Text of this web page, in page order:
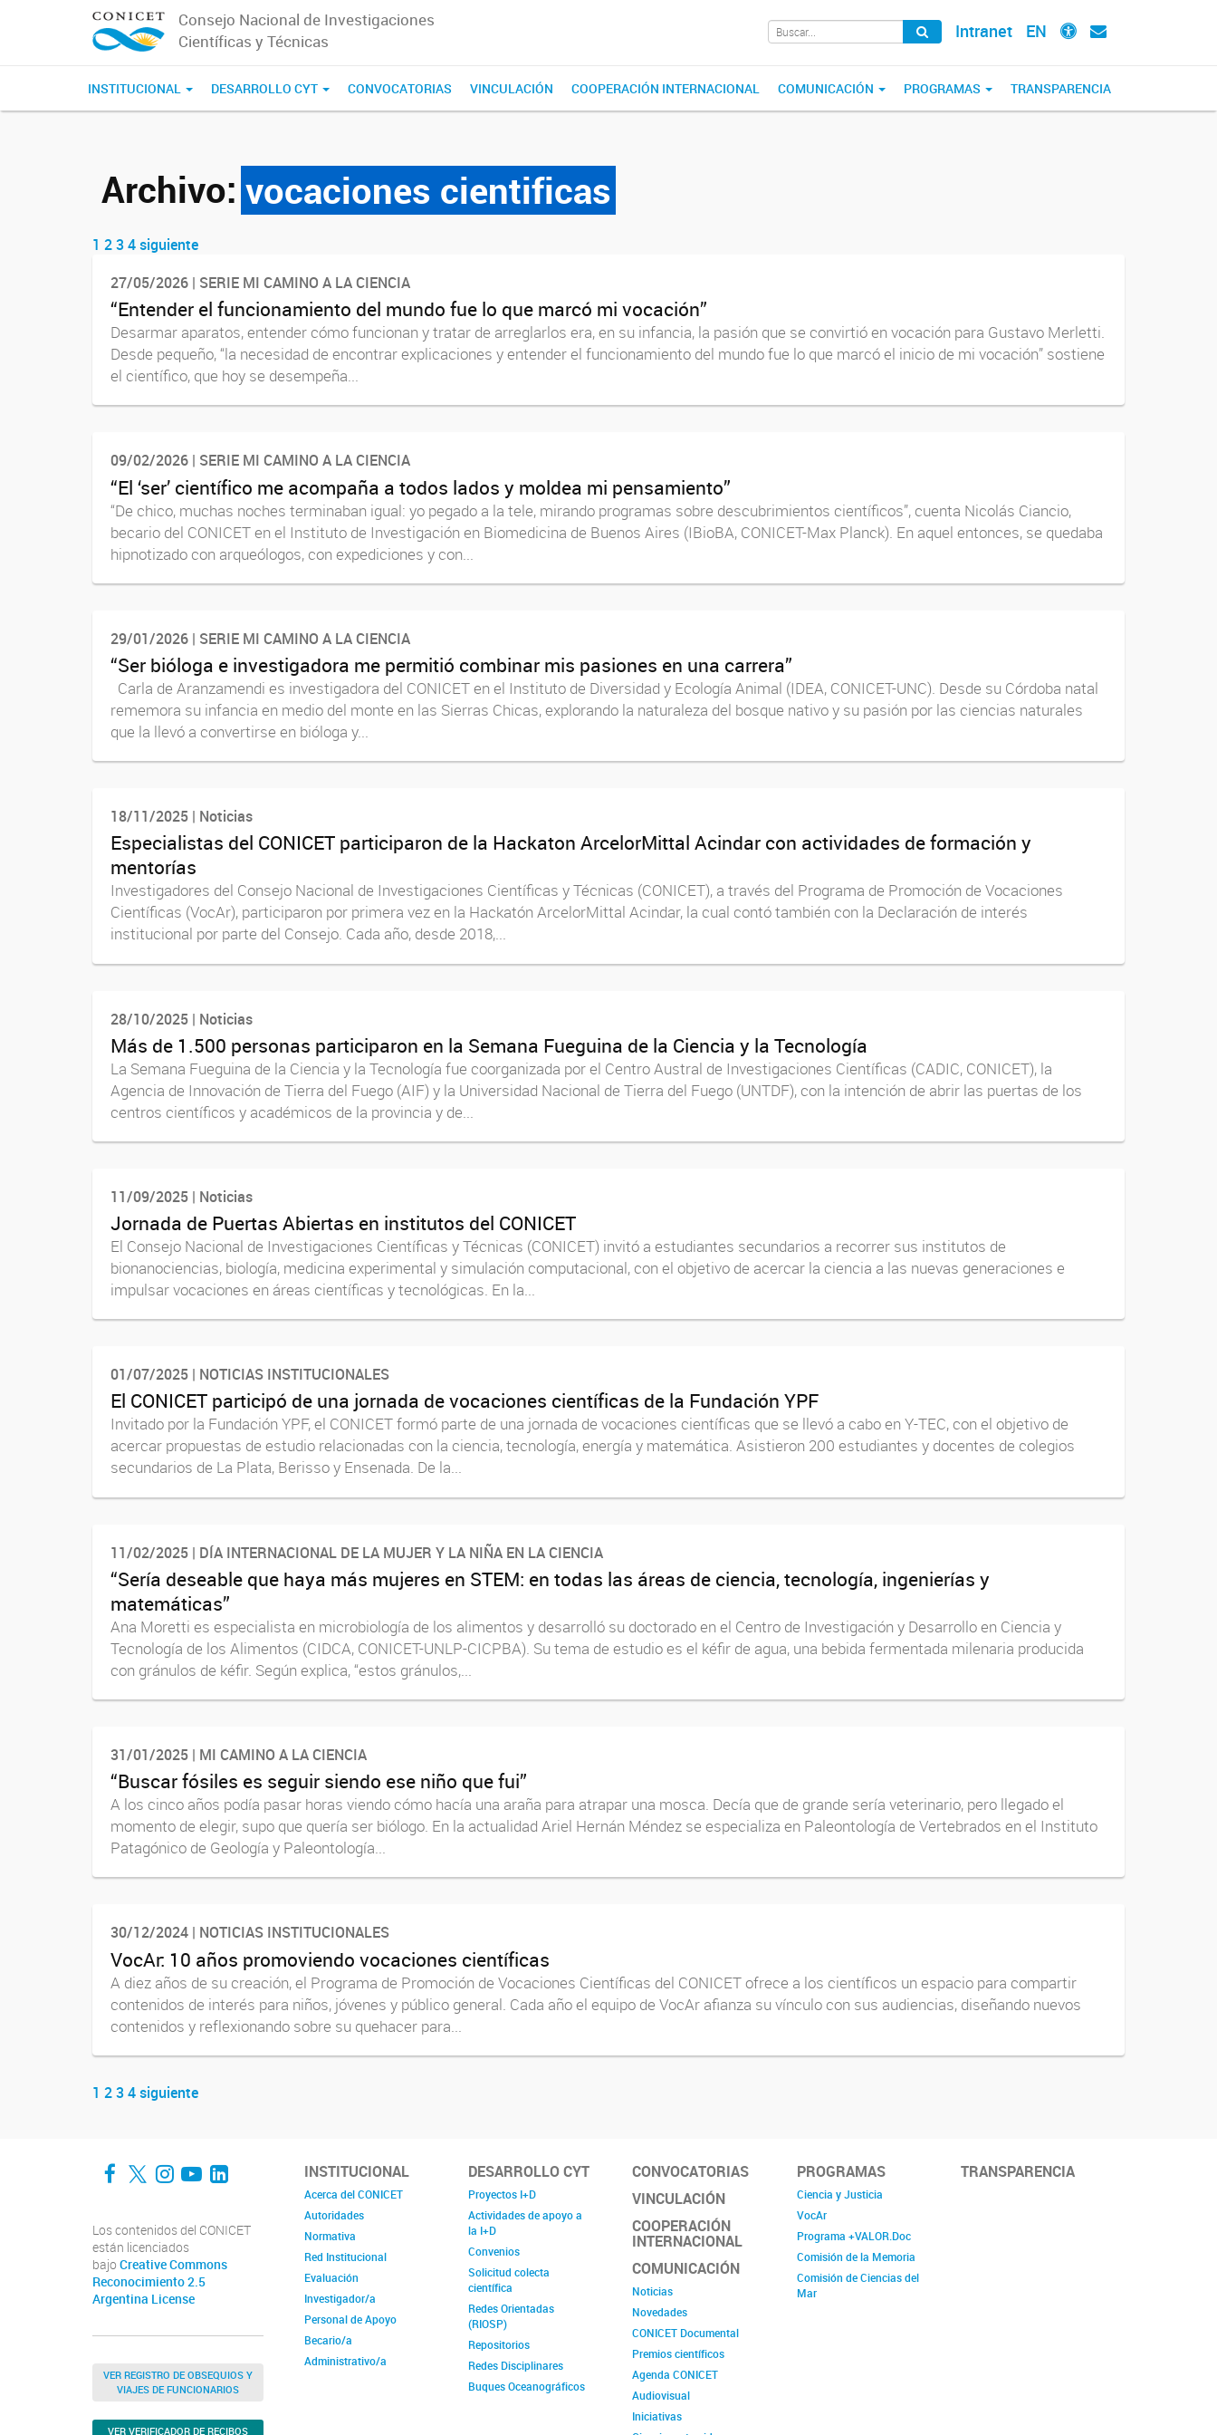
Consejo Nacional de Investigaciones
Científicas y Técnicas
Intranet EN
INSTITUCIONAL DESARROLLO CYT CONVOCATORIAS VINCULACIÓN COOPERACIÓN INTERNACIONAL COMUNICACIÓN PROGRAMAS TRANSPARENCIA
Archivo: vocaciones cientificas
Navegador de artículos
1 234siguiente
27/05/2026 | SERIE MI CAMINO A LA CIENCIA
“Entender el funcionamiento del mundo fue lo que marcó mi vocación”
Desarmar aparatos, entender cómo funcionan y tratar de arreglarlos era, en su infancia, la pasión que se convirtió en vocación para Gustavo Merletti.
Desde pequeño, “la necesidad de encontrar explicaciones y entender el funcionamiento del mundo fue lo que marcó el inicio de mi vocación” sostiene
el científico, que hoy se desempeña...
09/02/2026 | SERIE MI CAMINO A LA CIENCIA
“El ‘ser’ científico me acompaña a todos lados y moldea mi pensamiento”
“De chico, muchas noches terminaban igual: yo pegado a la tele, mirando programas sobre descubrimientos científicos”, cuenta Nicolás Ciancio,
becario del CONICET en el Instituto de Investigación en Biomedicina de Buenos Aires (IBioBA, CONICET-Max Planck). En aquel entonces, se quedaba
hipnotizado con arqueólogos, con expediciones y con...
29/01/2026 | SERIE MI CAMINO A LA CIENCIA
“Ser bióloga e investigadora me permitió combinar mis pasiones en una carrera”
Carla de Aranzamendi es investigadora del CONICET en el Instituto de Diversidad y Ecología Animal (IDEA, CONICET-UNC). Desde su Córdoba natal
rememora su infancia en medio del monte en las Sierras Chicas, explorando la naturaleza del bosque nativo y su pasión por las ciencias naturales
que la llevó a convertirse en bióloga y...
18/11/2025 | Noticias
Especialistas del CONICET participaron de la Hackaton ArcelorMittal Acindar con actividades de formación y
mentorías
Investigadores del Consejo Nacional de Investigaciones Científicas y Técnicas (CONICET), a través del Programa de Promoción de Vocaciones
Científicas (VocAr), participaron por primera vez en la Hackatón ArcelorMittal Acindar, la cual contó también con la Declaración de interés
institucional por parte del Consejo. Cada año, desde 2018,...
28/10/2025 | Noticias
Más de 1.500 personas participaron en la Semana Fueguina de la Ciencia y la Tecnología
La Semana Fueguina de la Ciencia y la Tecnología fue coorganizada por el Centro Austral de Investigaciones Científicas (CADIC, CONICET), la
Agencia de Innovación de Tierra del Fuego (AIF) y la Universidad Nacional de Tierra del Fuego (UNTDF), con la intención de abrir las puertas de los
centros científicos y académicos de la provincia y de...
11/09/2025 | Noticias
Jornada de Puertas Abiertas en institutos del CONICET
El Consejo Nacional de Investigaciones Científicas y Técnicas (CONICET) invitó a estudiantes secundarios a recorrer sus institutos de
bionanociencias, biología, medicina experimental y simulación computacional, con el objetivo de acercar la ciencia a las nuevas generaciones e
impulsar vocaciones en áreas científicas y tecnológicas. En la...
01/07/2025 | NOTICIAS INSTITUCIONALES
El CONICET participó de una jornada de vocaciones científicas de la Fundación YPF
Invitado por la Fundación YPF, el CONICET formó parte de una jornada de vocaciones científicas que se llevó a cabo en Y-TEC, con el objetivo de
acercar propuestas de estudio relacionadas con la ciencia, tecnología, energía y matemática. Asistieron 200 estudiantes y docentes de colegios
secundarios de La Plata, Berisso y Ensenada. De la...
11/02/2025 | DÍA INTERNACIONAL DE LA MUJER Y LA NIÑA EN LA CIENCIA
“Sería deseable que haya más mujeres en STEM: en todas las áreas de ciencia, tecnología, ingenierías y
matemáticas”
Ana Moretti es especialista en microbiología de los alimentos y desarrolló su doctorado en el Centro de Investigación y Desarrollo en Ciencia y
Tecnología de los Alimentos (CIDCA, CONICET-UNLP-CICPBA). Su tema de estudio es el kéfir de agua, una bebida fermentada milenaria producida
con gránulos de kéfir. Según explica, “estos gránulos,...
31/01/2025 | MI CAMINO A LA CIENCIA
“Buscar fósiles es seguir siendo ese niño que fui”
A los cinco años podía pasar horas viendo cómo hacía una araña para atrapar una mosca. Decía que de grande sería veterinario, pero llegado el
momento de elegir, supo que quería ser biólogo. En la actualidad Ariel Hernán Méndez se especializa en Paleontología de Vertebrados en el Instituto
Patagónico de Geología y Paleontología...
30/12/2024 | NOTICIAS INSTITUCIONALES
VocAr: 10 años promoviendo vocaciones científicas
A diez años de su creación, el Programa de Promoción de Vocaciones Científicas del CONICET ofrece a los científicos un espacio para compartir
contenidos de interés para niños, jóvenes y público general. Cada año el equipo de VocAr afianza su vínculo con sus audiencias, diseñando nuevos
contenidos y reflexionando sobre su quehacer para...
Navegador de artículos
1 234siguiente
Facebook
Twitter
Instagram
YouTube
LinkedIn
Los contenidos del CONICET
están licenciados
bajo Creative Commons
Reconocimiento 2.5
Argentina License
VER REGISTRO DE OBSEQUIOS Y
VIAJES DE FUNCIONARIOS
VER VERIFICADOR DE RECIBOS
INSTITUCIONAL
Acerca del CONICET
Autoridades
Normativa
Red Institucional
Evaluación
Investigador/a
Personal de Apoyo
Becario/a
Administrativo/a
DESARROLLO CYT
Proyectos I+D
Actividades de apoyo a
la I+D
Convenios
Solicitud colecta
científica
Redes Orientadas
(RIOSP)
Repositorios
Redes Disciplinares
Buques Oceanográficos
CONVOCATORIAS
VINCULACIÓN
COOPERACIÓN
INTERNACIONAL
COMUNICACIÓN
Noticias
Novedades
CONICET Documental
Premios científicos
Agenda CONICET
Audiovisual
Iniciativas
PROGRAMAS
Ciencia y Justicia
VocAr
Programa +VALOR.Doc
Comisión de la Memoria
Comisión de Ciencias del
Mar
TRANSPARENCIA